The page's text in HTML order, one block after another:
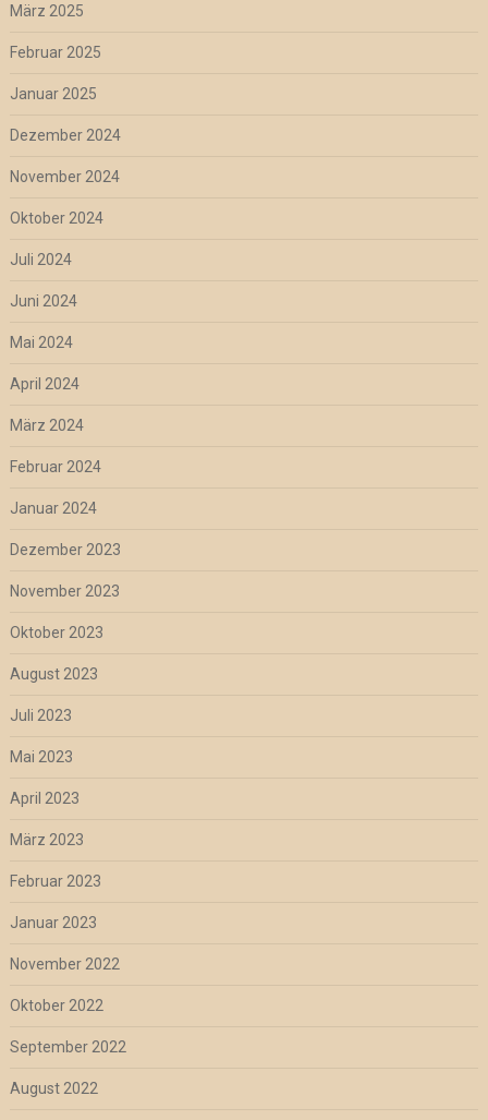
März 2025
Februar 2025
Januar 2025
Dezember 2024
November 2024
Oktober 2024
Juli 2024
Juni 2024
Mai 2024
April 2024
März 2024
Februar 2024
Januar 2024
Dezember 2023
November 2023
Oktober 2023
August 2023
Juli 2023
Mai 2023
April 2023
März 2023
Februar 2023
Januar 2023
November 2022
Oktober 2022
September 2022
August 2022